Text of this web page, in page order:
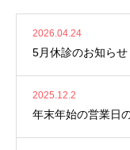
2026.04.24
5月休診のお知らせ
2025.12.2
年末年始の営業日